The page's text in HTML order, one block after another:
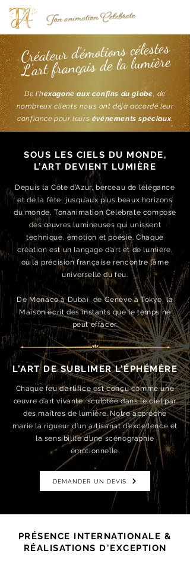
Créateur d'émotions célestes
L'art français de la lumière
De l'hexagone aux confins du globe, de
nombreux clients nous ont déjà accordé leur
confiance pour leurs événements spéciaux.
SOUS LES CIELS DU MONDE,
L’ART DEVIENT LUMIÈRE
Depuis la Côte d’Azur, berceau de l’élégance
et de la fête, jusqu’aux plus beaux horizons
du monde, Tonanimation Celebrate compose
des œuvres lumineuses qui unissent
technique, émotion et poésie. Chaque
création est un langage d’art et de lumière,
où la précision française rencontre l’âme
universelle du feu.
De Monaco à Dubaï, de Genève à Tokyo, la
Maison écrit des instants que le temps ne
peut effacer.
L’ART DE SUBLIMER L’ÉPHÉMÈRE
Chaque feu d’artifice est conçu comme une
œuvre d’art vivante, sculptée dans le ciel par
des maîtres de lumière. Notre approche
marie la rigueur d’un artisanat d’excellence et
la sensibilité d’une scénographie
émotionnelle.
DEMANDER UN DEVIS
PRÉSENCE INTERNATIONALE &
RÉALISATIONS D'EXCEPTION